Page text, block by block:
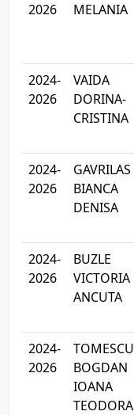
2026
MELANIA
2024-
2026
VAIDA
DORINA-
CRISTINA
2024-
2026
GAVRILAS
BIANCA
DENISA
2024-
2026
BUZLE
VICTORIA
ANCUTA
2024-
2026
TOMESCU
BOGDAN
IOANA
TEODORA